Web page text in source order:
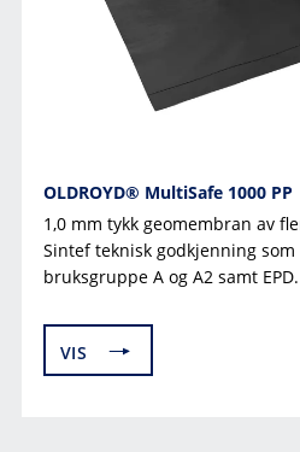
HORISONTALE
OLDROYD® MultiSafe 1000 PP
1,0 mm tykk geomembran av
Sintef teknisk godkjenning
bruksgruppe A og A2 samt EPD.
VIS